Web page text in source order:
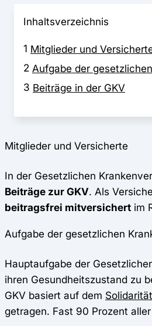
Inhaltsverzeichnis
1 Mitglieder und
2 Aufgabe der
3 Beiträge in der GKV
Mitglieder und Versicherte
In der Gesetzlichen
Beiträge zur GKV. Als
beitragsfrei mitversichert im
Aufgabe der gesetzlichen
Hauptaufgabe der
ihren Gesundheitszustand zu
GKV basiert auf dem
getragen. Fast 90 Prozent